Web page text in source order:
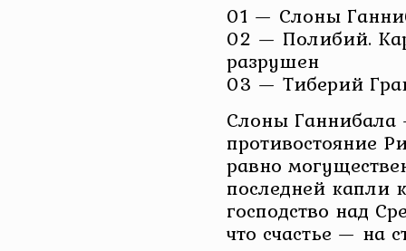
01 — Слоны
02 — Полибий.
разрушен
03 — Тиберий
Слоны Ганнибала
противостояние
равно
последней капли
господство над
что счастье — на